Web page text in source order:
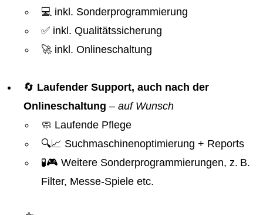
💻 inkl. Sonderprogrammierung
✅ inkl. Qualitätssicherung
🚀 inkl. Onlineschaltung
🔄 Laufender Support, auch nach der
Onlineschaltung – auf Wunsch
🧼 Laufende Pflege
🔍📈 Suchmaschinenoptimierung + Reports
🧪🎮 Weitere Sonderprogrammierungen, z. B.
Filter, Messe-Spiele etc.